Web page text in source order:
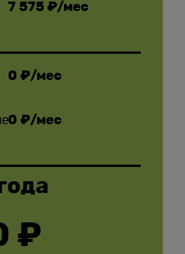
7 575 ₽/мес
0 ₽/мес
0 ₽/мес
₽